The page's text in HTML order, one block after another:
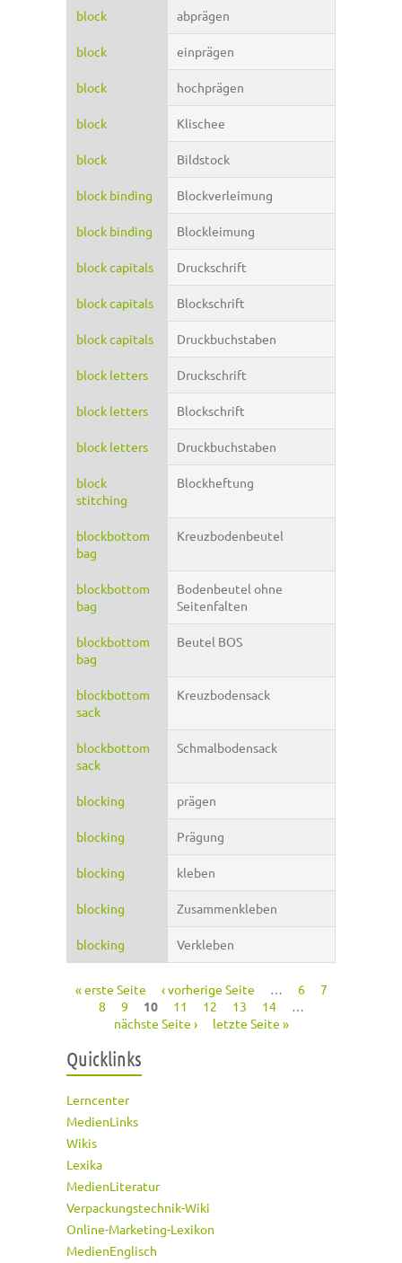
block abprägen
block einprägen
block hochprägen
block Klischee
block Bildstock
block binding Blockverleimung
block binding Blockleimung
block capitals Druckschrift
block capitals Blockschrift
block capitals Druckbuchstaben
block letters Druckschrift
block letters Blockschrift
block letters Druckbuchstaben
block
stitching
Blockheftung
blockbottom
bag
Kreuzbodenbeutel
blockbottom
bag
Bodenbeutel ohne
Seitenfalten
blockbottom
bag
Beutel BOS
blockbottom
sack
Kreuzbodensack
blockbottom
sack
Schmalbodensack
blocking prägen
blocking Prägung
blocking kleben
blocking Zusammenkleben
blocking Verkleben
Seiten
« erste Seite ‹ vorherige Seite … 6
7
8
9 10 11 12 13 14
…
nächste Seite ›
letzte Seite »
Quicklinks
Lerncenter
MedienLinks
Wikis
Lexika
MedienLiteratur
Verpackungstechnik-Wiki
Online-Marketing-Lexikon
MedienEnglisch